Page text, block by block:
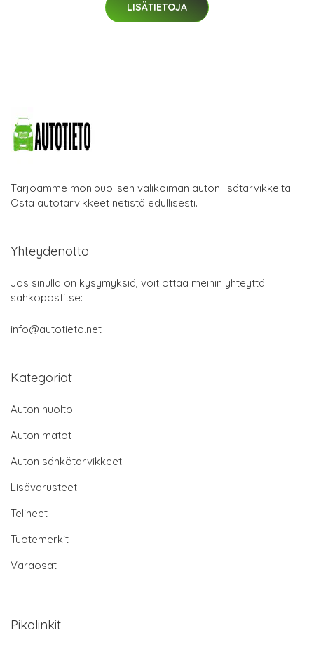
LISÄTIETOJA
Tarjoamme monipuolisen valikoiman auton lisätarvikkeita.
Osta autotarvikkeet netistä edullisesti.
Yhteydenotto
Jos sinulla on kysymyksiä, voit ottaa meihin yhteyttä
sähköpostitse:
info@autotieto.net
Kategoriat
Auton huolto
Auton matot
Auton sähkötarvikkeet
Lisävarusteet
Telineet
Tuotemerkit
Varaosat
Pikalinkit